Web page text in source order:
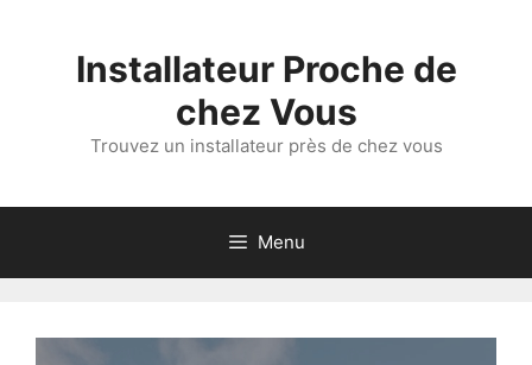
Installateur Proche de
chez Vous
Trouvez un installateur près de chez vous
Menu